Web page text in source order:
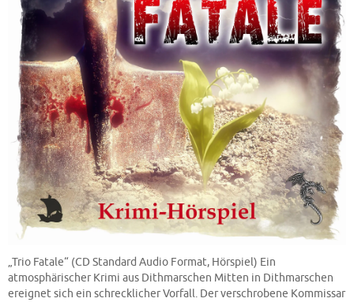
„Trio Fatale“ (CD Standard Audio Format, Hörspiel) Ein
atmosphärischer Krimi aus Dithmarschen Mitten in Dithmarschen
ereignet sich ein schrecklicher Vorfall. Der verschrobene Kommissar